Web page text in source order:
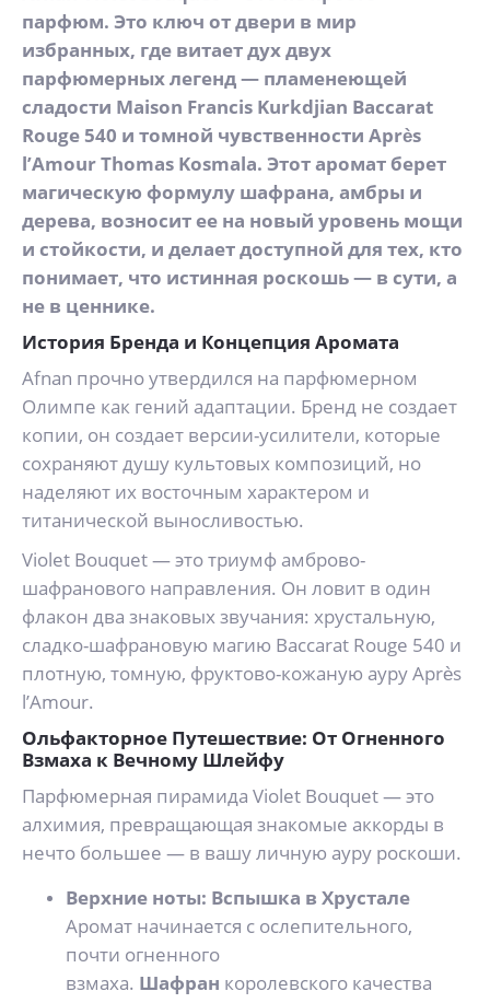
парфюм. Это ключ от двери в мир
избранных, где витает дух двух
парфюмерных легенд — пламенеющей
сладости Maison Francis Kurkdjian Baccarat
Rouge 540 и томной чувственности Après
l’Amour Thomas Kosmala. Этот аромат берет
магическую формулу шафрана, амбры и
дерева, возносит ее на новый уровень мощи
и стойкости, и делает доступной для тех, кто
понимает, что истинная роскошь — в сути, а
не в ценнике.
История Бренда и Концепция Аромата
Afnan прочно утвердился на парфюмерном
Олимпе как гений адаптации. Бренд не создает
копии, он создает версии-усилители, которые
сохраняют душу культовых композиций, но
наделяют их восточным характером и
титанической выносливостью.
Violet Bouquet — это триумф амброво-
шафранового направления. Он ловит в один
флакон два знаковых звучания: хрустальную,
сладко-шафрановую магию Baccarat Rouge 540 и
плотную, томную, фруктово-кожаную ауру Après
l’Amour.
Ольфакторное Путешествие: От Огненного
Взмаха к Вечному Шлейфу
Парфюмерная пирамида Violet Bouquet — это
алхимия, превращающая знакомые аккорды в
нечто большее — в вашу личную ауру роскоши.
Верхние ноты: Вспышка в Хрустале
Аромат начинается с ослепительного,
почти огненного
взмаха. Шафран королевского качества